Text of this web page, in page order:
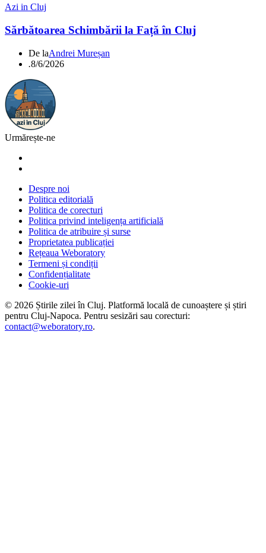
Azi in Cluj
Sărbătoarea Schimbării la Față în Cluj
De laAndrei Mureșan
.8/6/2026
Urmărește-ne
Despre noi
Politica editorială
Politica de corecturi
Politica privind inteligența artificială
Politica de atribuire și surse
Proprietatea publicației
Rețeaua Weboratory
Termeni și condiții
Confidențialitate
Cookie-uri
© 2026 Știrile zilei în Cluj. Platformă locală de cunoaștere și știri
pentru Cluj-Napoca. Pentru sesizări sau corecturi:
contact@weboratory.ro.